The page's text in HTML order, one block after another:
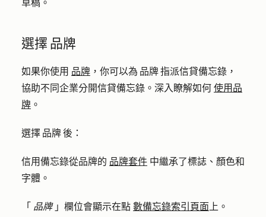
草稿。
選擇 品牌
如果你使用 品牌 ，你可以為 品牌 指派信貸備忘錄，
協助不同企業分開信貸備忘錄。深入瞭解如何 使用品
牌 。
選擇 品牌 後：
信用備忘錄從品牌的 品牌套件 中繼承了標誌、顏色和
字體。
「 品牌」欄位會顯示在點 數備忘錄索引頁面 上。